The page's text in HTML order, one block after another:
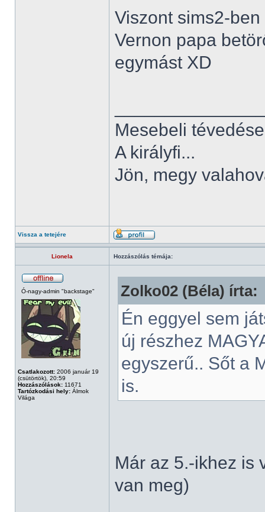
Viszont sims2-
Vernon papa
egymást XD
Mesebeli
A királyfi...
Jön, megy
Vissza a tetejére
Lionela Hozzászólás témája:
Ó-nagy-admin "backstage"
Csatlakozott: 2006 január 19
(csütörtök), 20:59
Hozzászólások: 11671
Tartózkodási hely: Álmok
Világa
Zolko02 (Béla) írta:
Én eggyel sem
új részhez
egyszerű.. Sőt a
is.
Már az 5.-ikhez is
van meg)